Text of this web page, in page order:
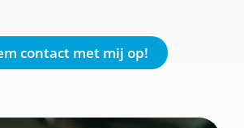
contact met mij op!